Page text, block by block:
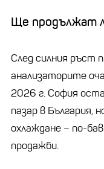
Ще продължат
След силния ръст
анализаторите
2026 г. София
пазар в България,
охлаждане – по-
продажби.